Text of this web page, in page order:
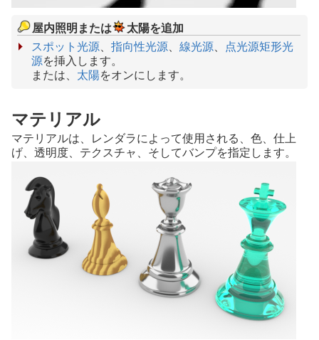
屋内照明または
太陽を追加
スポット光源、 指向性光源、 線光源、 点光源矩形光
源を挿入します。
または、 太陽をオンにします。
マテリアル
マテリアルは、レンダラによって使用される、色、仕上
げ、透明度、テクスチャ、そしてバンプを指定します。